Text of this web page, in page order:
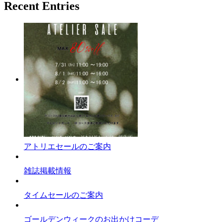
Recent Entries
アトリエセールのご案内
雑誌掲載情報
タイムセールのご案内
ゴールデンウィークのお出かけコーデ